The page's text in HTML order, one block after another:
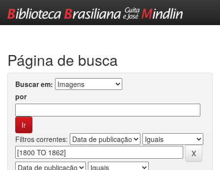
Página de busca
Buscar em:
por
Filtros correntes: